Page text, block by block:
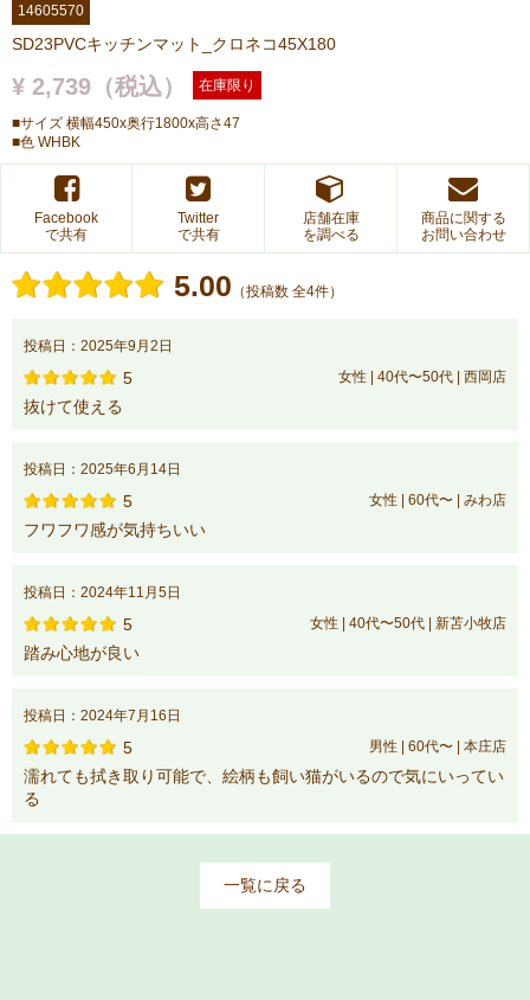
14605570
SD23PVCキッチンマット_クロネコ45X180
¥ 2,739（税込） 在庫限り
■サイズ 横幅450x奥行1800x高さ47
■色 WHBK
Facebook
で共有
Twitter
で共有
店舗在庫
を調べる
商品に関する
お問い合わせ
5.00 （投稿数 全4件）
投稿日：2025年9月2日
5 女性 | 40代〜50代 | 西岡店
抜けて使える
投稿日：2025年6月14日
5 女性 | 60代〜 | みわ店
フワフワ感が気持ちいい
投稿日：2024年11月5日
5 女性 | 40代〜50代 | 新苫小牧店
踏み心地が良い
投稿日：2024年7月16日
5 男性 | 60代〜 | 本庄店
濡れても拭き取り可能で、絵柄も飼い猫がいるので気にいってい
る
一覧に戻る